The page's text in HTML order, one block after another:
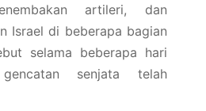
artileri, dan
Israel di beberapa bagian
selama beberapa hari
senjata telah